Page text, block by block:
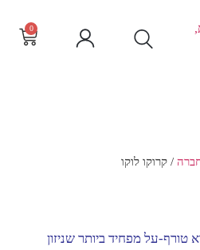
0
/ קרוקו לוקו
טורף-על מפחיד ביותר שניזון